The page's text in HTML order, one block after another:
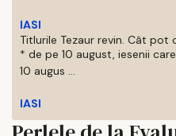
IASI
Titlurile Tezaur revin. Cât pot
* de pe 10 august, iesenii
10 augus ...
IASI